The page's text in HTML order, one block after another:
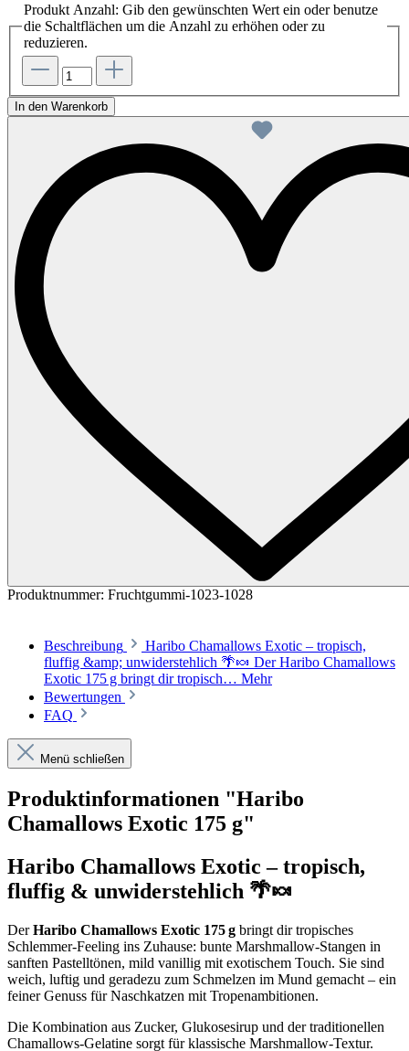
Produkt Anzahl: Gib den gewünschten Wert ein oder benutze
die Schaltflächen um die Anzahl zu erhöhen oder zu
reduzieren.
In den Warenkorb
Produktnummer: Fruchtgummi-1023-1028
Beschreibung
Haribo Chamallows Exotic – tropisch,
fluffig &amp; unwiderstehlich 🌴🍬 Der Haribo Chamallows
Exotic 175 g bringt dir tropisch… Mehr
Bewertungen
FAQ
Menü schließen
Produktinformationen "Haribo
Chamallows Exotic 175 g"
Haribo Chamallows Exotic – tropisch,
fluffig & unwiderstehlich 🌴🍬
DerHaribo Chamallows Exotic 175 g bringt dir tropisches
Schlemmer-Feeling ins Zuhause: bunte Marshmallow‑Stangen in
sanften Pastelltönen, mild vanillig mit exotischem Touch. Sie sind
weich, luftig und geradezu zum Schmelzen im Mund gemacht – ein
feiner Genuss für Naschkatzen mit Tropenambitionen.
Die Kombination aus Zucker, Glukosesirup und der traditionellen
Chamallows‑Gelatine sorgt für klassische Marshmallow‑Textur.